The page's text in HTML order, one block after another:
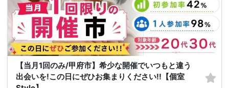
【当月1回のみ/甲府市】希少な開催でいつもと違う
出会いを!この日にぜひお集まりください!!【個室